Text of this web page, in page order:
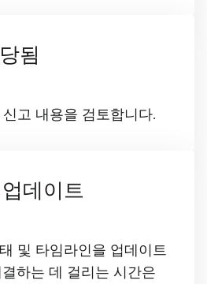
됨
고 내용을 검토합니다.
데이트
및 타임라인을 업데이트
하는 데 걸리는 시간은